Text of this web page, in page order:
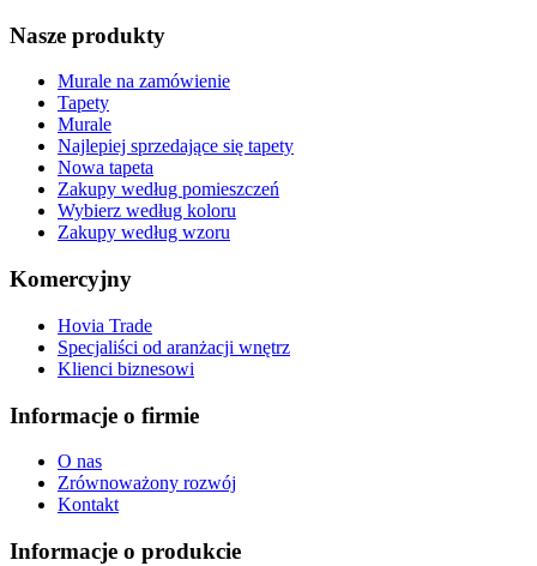
Nasze produkty
Murale na zamówienie
Tapety
Murale
Najlepiej sprzedające się tapety
Nowa tapeta
Zakupy według pomieszczeń
Wybierz według koloru
Zakupy według wzoru
Komercyjny
Hovia Trade
Specjaliści od aranżacji wnętrz
Klienci biznesowi
Informacje o firmie
O nas
Zrównoważony rozwój
Kontakt
Informacje o produkcie